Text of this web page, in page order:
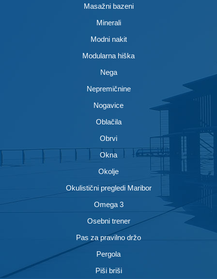
Masažni bazeni
Minerali
Modni nakit
Modularna hiška
Nega
Nepremičnine
Nogavice
Oblačila
Obrvi
Okna
Okolje
Okulistični pregledi Maribor
Omega 3
Osebni trener
Pas za pravilno držo
Pergola
Piši briši